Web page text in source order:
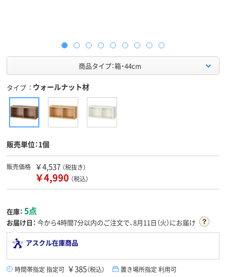
商品タイプ：箱・44cm
タイプ ウォールナット材
販売単位：1個
販売価格 ￥4,537 （税抜き）
￥4,990 （税込）
在庫： 5点
お届け日： 今から4時間7分以内のご注文で、8月11日（火）にお届け
アスクル在庫商品
時間帯指定 指定可 ￥385（税込） 置き場所指定 利用可